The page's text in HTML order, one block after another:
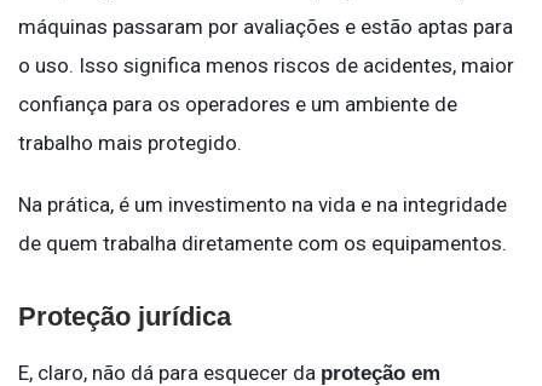
máquinas passaram por avaliações e estão aptas para
o uso. Isso significa menos riscos de acidentes, maior
confiança para os operadores e um ambiente de
trabalho mais protegido.
Na prática, é um investimento na vida e na integridade
de quem trabalha diretamente com os equipamentos.
Proteção jurídica
E, claro, não dá para esquecer da proteção em